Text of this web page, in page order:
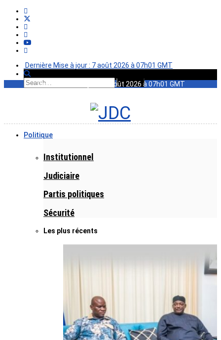
Dernière Mise à jour : 7 août 2026 à 07h01 GMT
Dernière Mise à jour : 7 août 2026 à 07h01 GMT
Politique
Institutionnel
Judiciaire
Partis politiques
Sécurité
Les plus récents